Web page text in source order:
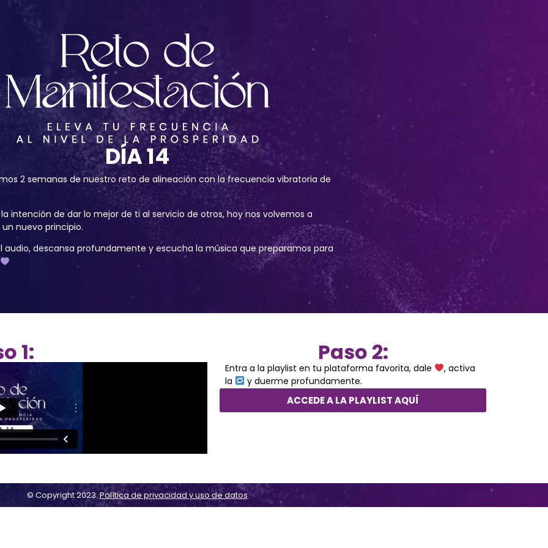
DÍA 14
2 semanas de nuestro reto de alineación con la frecuencia vibratoria de
intención de dar lo mejor de ti al servicio de otros, hoy nos volvemos a
nuevo principio.
audio, descansa profundamente y escucha la música que preparamos para
1: Paso 2:
Entra a la playlist en tu plataforma favorita, dale
, activa
la
y duerme profundamente.
ACCEDE A LA PLAYLIST AQUÍ
© Copyright 2023.Política de privacidad y uso de datos